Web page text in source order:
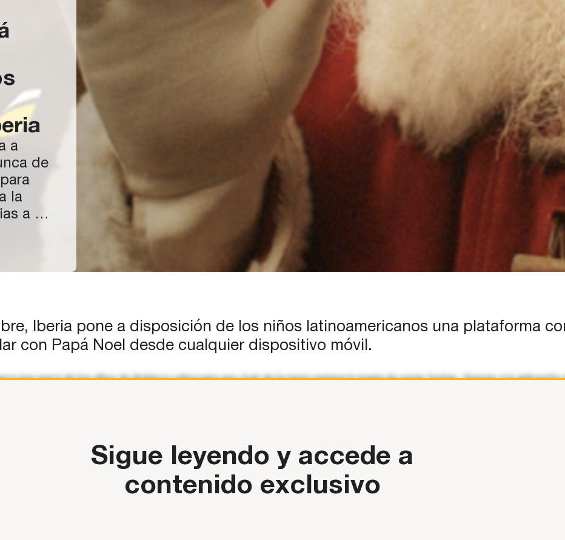
a
de
la
a la
Iberia pone a disposición de los niños latinoamericanos una plataforma
con Papá Noel desde cualquier dispositivo móvil.
que nunca de los niños de América Latina para que vivan de la mejor manera la magia de estas fechas. Gracias a la aplicación
Sigue leyendo y accede a
contenido exclusivo